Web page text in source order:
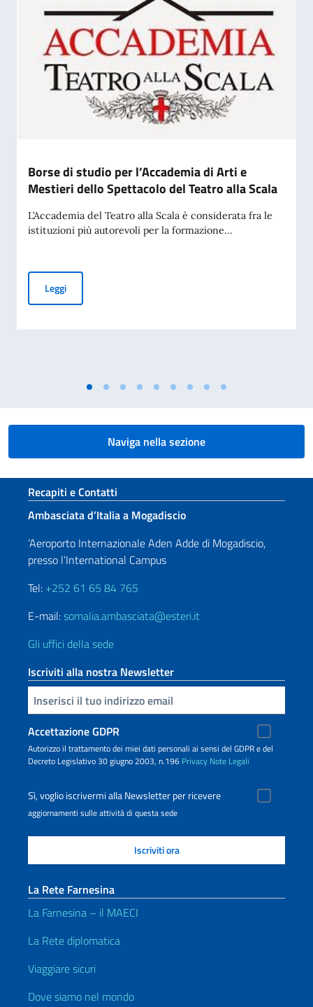
Borse di studio per l’Accademia di Arti e
Mestieri dello Spettacolo del Teatro alla Scala
L’Accademia del Teatro alla Scala è considerata fra le
istituzioni più autorevoli per la formazione...
LeggiBorse di studio per l’Accademia di Arti e Mestieri dello
Naviga nella sezione
Sezione footer
Recapiti e Contatti
Ambasciata d’Italia a Mogadiscio
‘Aeroporto Internazionale Aden Adde di Mogadiscio,
presso l’International Campus
Tel: +252 61 65 84 765
E-mail:somalia.ambasciata@esteri.it
Gli uffici della sede
Iscriviti alla nostra Newsletter
Inserisci la tua email
Accettazione GDPR
Autorizzo il trattamento dei miei dati personali ai sensi del GDPR e del
Decreto Legislativo 30 giugno 2003, n.196 Privacy Note Legali
Sì, voglio iscrivermi alla Newsletter per ricevere
aggiornamenti sulle attività di questa sede
La Rete Farnesina
La Farnesina – il MAECI
La Rete diplomatica
Viaggiare sicuri
Dove siamo nel mondo